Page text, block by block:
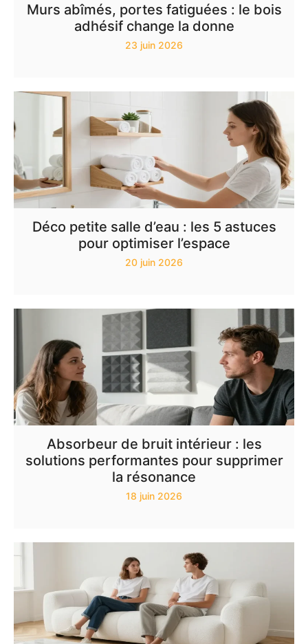
Murs abîmés, portes fatiguées : le bois
adhésif change la donne
23 juin 2026
Déco petite salle d’eau : les 5 astuces
pour optimiser l’espace
20 juin 2026
Absorbeur de bruit intérieur : les
solutions performantes pour supprimer
la résonance
18 juin 2026